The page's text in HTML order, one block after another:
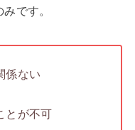
です。
係ない
とが不可